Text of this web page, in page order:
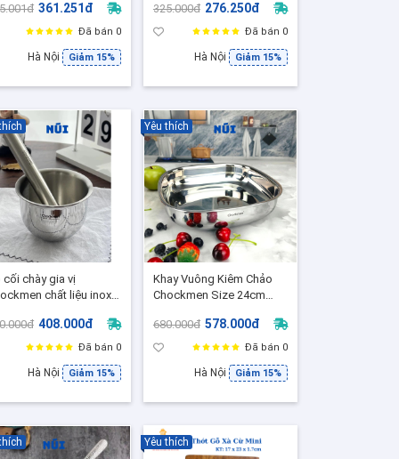
Làm Bếp Tiện Dụng
20.5-21cm
361.251đ
Đã bán 0
Hà Nội Giảm 15%
Lò Xo Trợ Lực, Cắt Êm
Tay, MC-093
325.000đ 276.250đ
Đã bán 0
Hà Nội Giảm 15%
cối chày gia vị
chất liệu inox
[CKM-GMS11]
408.000đ
Đã bán 0
Hà Nội Giảm 15%
Khay Vuông Kiêm Chảo
Chockmen Size 24cm
18/10 Dùng bếp từ
680.000đ 578.000đ
Đã bán 0
Hà Nội Giảm 15%
Yêu thích
Yêu thích